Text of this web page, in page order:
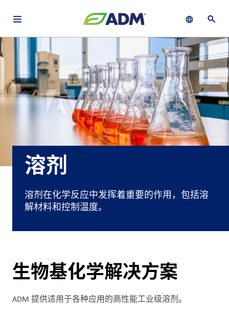
关于
ADM
可
持
产
品
服
务
与
创
Chinese (Simplified, China)
English (United States)
français (Canada)
Search
By using ADM’s search function, you agree that your search queries
may be shared with third parties.
溶剂
溶剂在化学反应中发挥着重要的作用，包括溶
解材料和控制温度。
生物基化学解决方案
ADM 提供适用于各种应用的高性能工业级溶剂。